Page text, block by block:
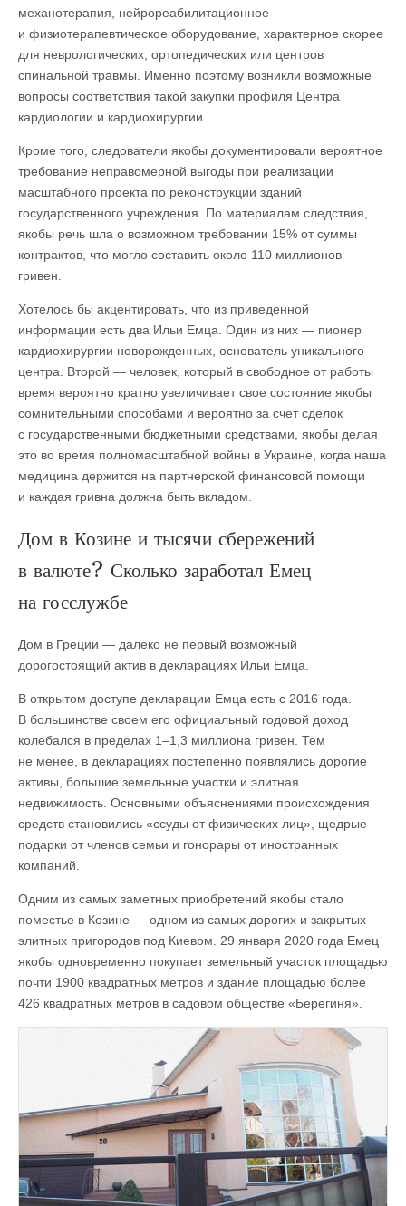
механотерапия, нейрореабилитационное
и физиотерапевтическое оборудование, характерное скорее
для неврологических, ортопедических или центров
спинальной травмы. Именно поэтому возникли возможные
вопросы соответствия такой закупки профиля Центра
кардиологии и кардиохирургии.
Кроме того, следователи якобы документировали вероятное
требование неправомерной выгоды при реализации
масштабного проекта по реконструкции зданий
государственного учреждения. По материалам следствия,
якобы речь шла о возможном требовании 15% от суммы
контрактов, что могло составить около 110 миллионов
гривен.
Хотелось бы акцентировать, что из приведенной
информации есть два Ильи Емца. Один из них — пионер
кардиохирургии новорожденных, основатель уникального
центра. Второй — человек, который в свободное от работы
время вероятно кратно увеличивает свое состояние якобы
сомнительными способами и вероятно за счет сделок
с государственными бюджетными средствами, якобы делая
это во время полномасштабной войны в Украине, когда наша
медицина держится на партнерской финансовой помощи
и каждая гривна должна быть вкладом.
Дом в Козине и тысячи сбережений
в валюте? Сколько заработал Емец
на госслужбе
Дом в Греции — далеко не первый возможный
дорогостоящий актив в декларациях Ильи Емца.
В открытом доступе декларации Емца есть с 2016 года.
В большинстве своем его официальный годовой доход
колебался в пределах 1–1,3 миллиона гривен. Тем
не менее, в декларациях постепенно появлялись дорогие
активы, большие земельные участки и элитная
недвижимость. Основными объяснениями происхождения
средств становились «ссуды от физических лиц», щедрые
подарки от членов семьи и гонорары от иностранных
компаний.
Одним из самых заметных приобретений якобы стало
поместье в Козине — одном из самых дорогих и закрытых
элитных пригородов под Киевом. 29 января 2020 года Емец
якобы одновременно покупает земельный участок площадью
почти 1900 квадратных метров и здание площадью более
426 квадратных метров в садовом обществе «Берегиня».